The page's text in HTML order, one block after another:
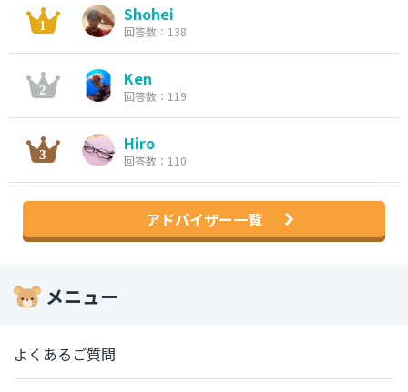
Shohei
回答数：138
Ken
回答数：119
Hiro
回答数：110
アドバイザー一覧
メニュー
よくあるご質問